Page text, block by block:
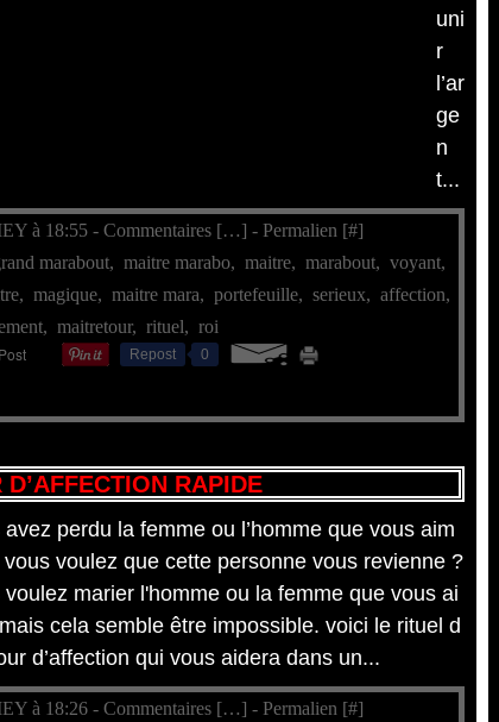
uni
r
l’ar
ge
n
t...
à 18:55 -Commentaires […] - Permalien [#]
marabout,maitre marabo,maitre,marabout,voyant,
,magique,maitre mara,portefeuille,serieux,affection,
,maitretour,rituel,roi
Repost 0
D’AFFECTION RAPIDE
avez perdu la femme ou l’homme que vous aim
voulez que cette personne vous revienne ?
voulez marier l'homme ou la femme que vous ai
cela semble être impossible. voici le rituel d
d’affection qui vous aidera dans un...
à 18:26 -Commentaires […] - Permalien [#]